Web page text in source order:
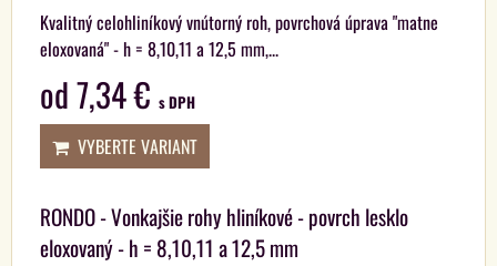
Kvalitný celohliníkový vnútorný roh, povrchová úprava "matne
eloxovaná" - h = 8,10,11 a 12,5 mm,...
od 7,34 € s DPH
VYBERTE VARIANT
RONDO - Vonkajšie rohy hliníkové - povrch lesklo
eloxovaný - h = 8,10,11 a 12,5 mm